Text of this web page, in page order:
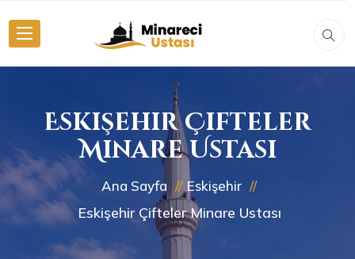
Eskişehir Çifteler
Minare Ustası
Ana Sayfa Eskişehir
Eskişehir Çifteler Minare Ustası